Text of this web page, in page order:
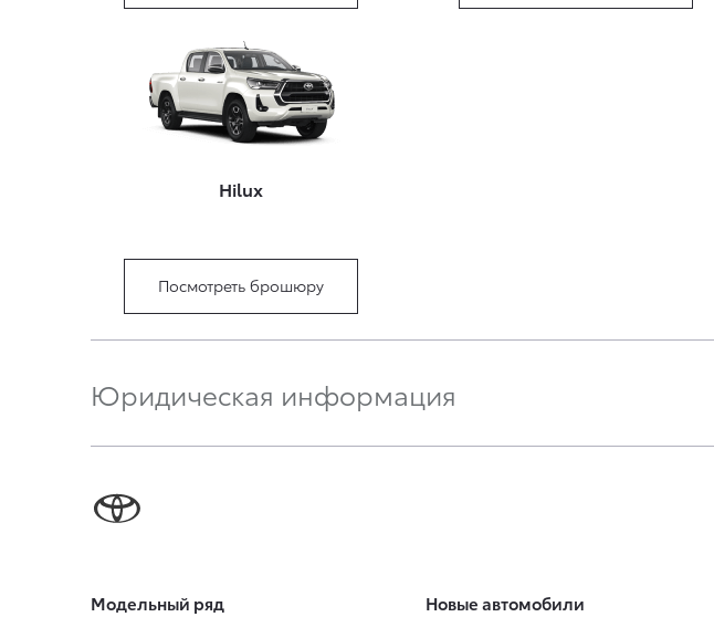
Hilux
Посмотреть брошюру
Юридическая информация
Модельный ряд Новые автомобили